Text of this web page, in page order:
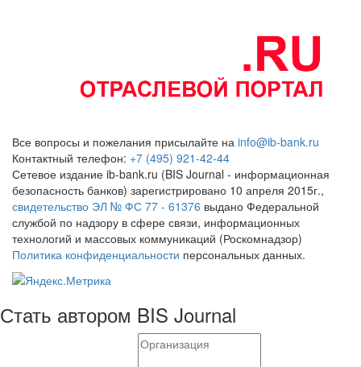
Все вопросы и пожелания присылайте на info@ib-bank.ru
Контактный телефон: +7 (495) 921-42-44
Сетевое издание ib-bank.ru (BIS Journal - информационная
безопасность банков) зарегистрировано 10 апреля 2015г.,
свидетельство ЭЛ № ФС 77 - 61376 выдано Федеральной
службой по надзору в сфере связи, информационных
технологий и массовых коммуникаций (Роскомнадзор)
Политика конфиденциальности персональных данных.
Стать автором BIS Journal